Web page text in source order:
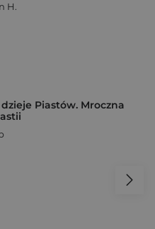
H.
Piastów. Mroczna